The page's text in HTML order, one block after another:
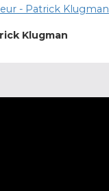
- Patrick Klugman
Klugman